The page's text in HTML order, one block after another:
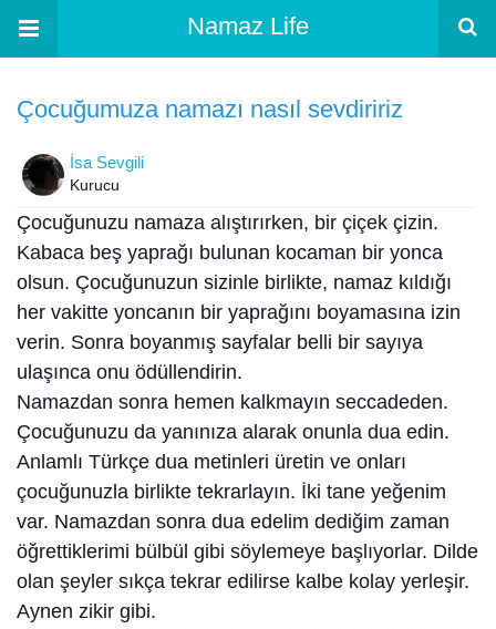
Namaz Life
Çocuğumuza namazı nasıl sevdiririz
İsa Sevgili
Kurucu
Çocuğunuzu namaza alıştırırken, bir çiçek çizin.
Kabaca beş yaprağı bulunan kocaman bir yonca
olsun. Çocuğunuzun sizinle birlikte, namaz kıldığı
her vakitte yoncanın bir yaprağını boyamasına izin
verin. Sonra boyanmış sayfalar belli bir sayıya
ulaşınca onu ödüllendirin.
Namazdan sonra hemen kalkmayın seccadeden.
Çocuğunuzu da yanınıza alarak onunla dua edin.
Anlamlı Türkçe dua metinleri üretin ve onları
çocuğunuzla birlikte tekrarlayın. İki tane yeğenim
var. Namazdan sonra dua edelim dediğim zaman
öğrettiklerimi bülbül gibi söylemeye başlıyorlar. Dilde
olan şeyler sıkça tekrar edilirse kalbe kolay yerleşir.
Aynen zikir gibi.